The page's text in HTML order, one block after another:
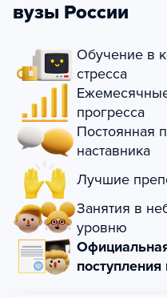
вузы России
Обучение в
стресса
прогресса
Постоянная
наставника
Лучшие
Занятия в
уровню